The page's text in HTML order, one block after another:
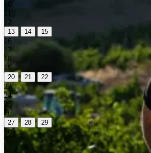
12
13 14 15
16
17
18
19
20 21 22
23
24
25
26
27 28 29
30
31